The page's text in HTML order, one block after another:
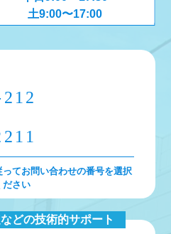
土9:00〜17:00
てお問い合わせの番号を選択
ださい
どの技術的サポート